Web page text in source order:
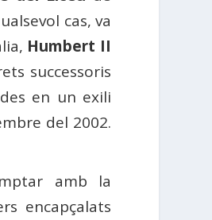
cas, va
Humbert II
successoris
en un exili
del 2002.
amb la
encapçalats